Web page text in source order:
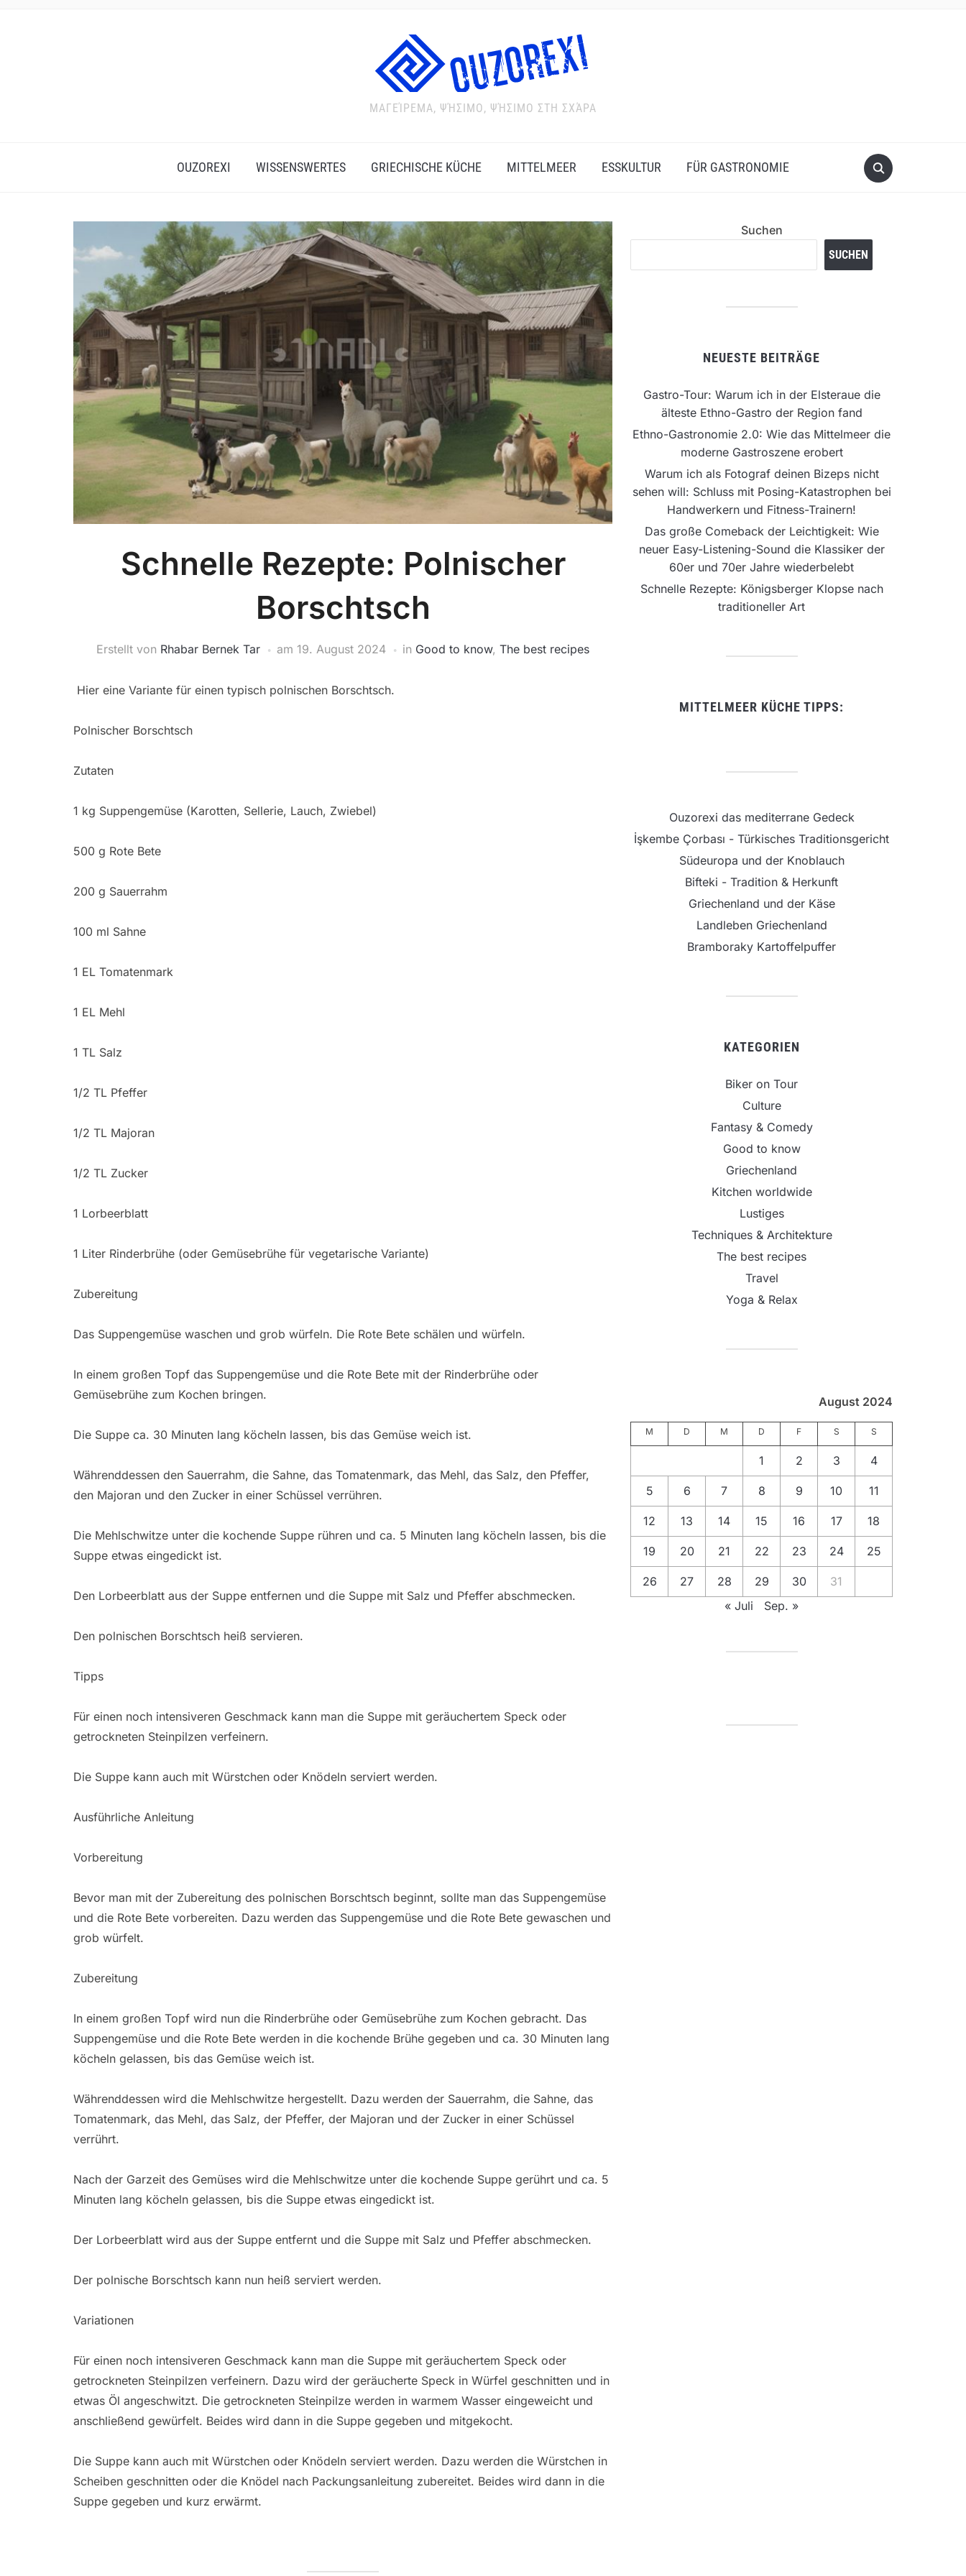
ΜΑΓΕΊΡΕΜΑ, ΨΉΣΙΜΟ, ΨΉΣΙΜΟ ΣΤΗ ΣΧΆΡΑ
OUZOREXI WISSENSWERTES GRIECHISCHE KÜCHE MITTELMEER ESSKULTUR FÜR GASTRONOMIE
Schnelle Rezepte: Polnischer
Borschtsch
Erstellt von Rhabar Bernek Tar am 19. August 2024 in Good to know, The best recipes
Hier eine Variante für einen typisch polnischen Borschtsch.
Polnischer Borschtsch
Zutaten
1 kg Suppengemüse (Karotten, Sellerie, Lauch, Zwiebel)
500 g Rote Bete
200 g Sauerrahm
100 ml Sahne
1 EL Tomatenmark
1 EL Mehl
1 TL Salz
1/2 TL Pfeffer
1/2 TL Majoran
1/2 TL Zucker
1 Lorbeerblatt
1 Liter Rinderbrühe (oder Gemüsebrühe für vegetarische Variante)
Zubereitung
Das Suppengemüse waschen und grob würfeln. Die Rote Bete schälen und würfeln.
In einem großen Topf das Suppengemüse und die Rote Bete mit der Rinderbrühe oder
Gemüsebrühe zum Kochen bringen.
Die Suppe ca. 30 Minuten lang köcheln lassen, bis das Gemüse weich ist.
Währenddessen den Sauerrahm, die Sahne, das Tomatenmark, das Mehl, das Salz, den Pfeffer,
den Majoran und den Zucker in einer Schüssel verrühren.
Die Mehlschwitze unter die kochende Suppe rühren und ca. 5 Minuten lang köcheln lassen, bis die
Suppe etwas eingedickt ist.
Den Lorbeerblatt aus der Suppe entfernen und die Suppe mit Salz und Pfeffer abschmecken.
Den polnischen Borschtsch heiß servieren.
Tipps
Für einen noch intensiveren Geschmack kann man die Suppe mit geräuchertem Speck oder
getrockneten Steinpilzen verfeinern.
Die Suppe kann auch mit Würstchen oder Knödeln serviert werden.
Ausführliche Anleitung
Vorbereitung
Bevor man mit der Zubereitung des polnischen Borschtsch beginnt, sollte man das Suppengemüse
und die Rote Bete vorbereiten. Dazu werden das Suppengemüse und die Rote Bete gewaschen und
grob würfelt.
Zubereitung
In einem großen Topf wird nun die Rinderbrühe oder Gemüsebrühe zum Kochen gebracht. Das
Suppengemüse und die Rote Bete werden in die kochende Brühe gegeben und ca. 30 Minuten lang
köcheln gelassen, bis das Gemüse weich ist.
Währenddessen wird die Mehlschwitze hergestellt. Dazu werden der Sauerrahm, die Sahne, das
Tomatenmark, das Mehl, das Salz, der Pfeffer, der Majoran und der Zucker in einer Schüssel
verrührt.
Nach der Garzeit des Gemüses wird die Mehlschwitze unter die kochende Suppe gerührt und ca. 5
Minuten lang köcheln gelassen, bis die Suppe etwas eingedickt ist.
Der Lorbeerblatt wird aus der Suppe entfernt und die Suppe mit Salz und Pfeffer abschmecken.
Der polnische Borschtsch kann nun heiß serviert werden.
Variationen
Für einen noch intensiveren Geschmack kann man die Suppe mit geräuchertem Speck oder
getrockneten Steinpilzen verfeinern. Dazu wird der geräucherte Speck in Würfel geschnitten und in
etwas Öl angeschwitzt. Die getrockneten Steinpilze werden in warmem Wasser eingeweicht und
anschließend gewürfelt. Beides wird dann in die Suppe gegeben und mitgekocht.
Die Suppe kann auch mit Würstchen oder Knödeln serviert werden. Dazu werden die Würstchen in
Scheiben geschnitten oder die Knödel nach Packungsanleitung zubereitet. Beides wird dann in die
Suppe gegeben und kurz erwärmt.
Suchen
SUCHEN
NEUESTE BEITRÄGE
Gastro-Tour: Warum ich in der Elsteraue die
älteste Ethno-Gastro der Region fand
Ethno-Gastronomie 2.0: Wie das Mittelmeer die
moderne Gastroszene erobert
Warum ich als Fotograf deinen Bizeps nicht
sehen will: Schluss mit Posing-Katastrophen bei
Handwerkern und Fitness-Trainern!
Das große Comeback der Leichtigkeit: Wie
neuer Easy-Listening-Sound die Klassiker der
60er und 70er Jahre wiederbelebt
Schnelle Rezepte: Königsberger Klopse nach
traditioneller Art
MITTELMEER KÜCHE TIPPS:
Ouzorexi das mediterrane Gedeck
İşkembe Çorbası - Türkisches Traditionsgericht
Südeuropa und der Knoblauch
Bifteki - Tradition & Herkunft
Griechenland und der Käse
Landleben Griechenland
Bramboraky Kartoffelpuffer
KATEGORIEN
Biker on Tour
Culture
Fantasy & Comedy
Good to know
Griechenland
Kitchen worldwide
Lustiges
Techniques & Architekture
The best recipes
Travel
Yoga & Relax
August 2024
M D M D F S S
1 2 3 4
5 6 7 8 9 10 11
12 13 14 15 16 17 18
19 20 21 22 23 24 25
26 27 28 29 30
31
« Juli
Sep. »